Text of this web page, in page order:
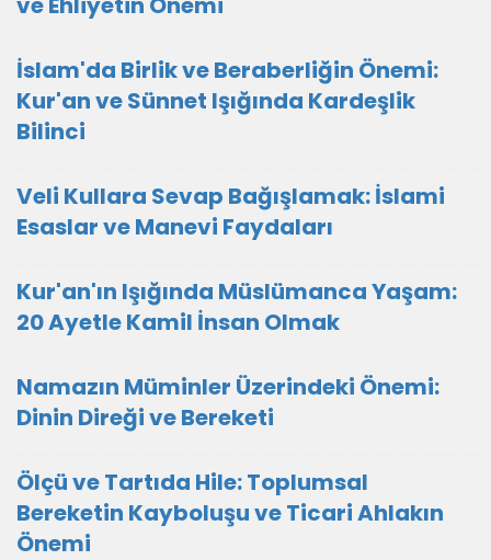
İslam'da Birlik ve Beraberliğin Önemi:
Kur'an ve Sünnet Işığında Kardeşlik
Bilinci
Veli Kullara Sevap Bağışlamak: İslami
Esaslar ve Manevi Faydaları
Kur'an'ın Işığında Müslümanca Yaşam:
20 Ayetle Kamil İnsan Olmak
Namazın Müminler Üzerindeki Önemi:
Dinin Direği ve Bereketi
Ölçü ve Tartıda Hile: Toplumsal
Bereketin Kayboluşu ve Ticari Ahlakın
Önemi